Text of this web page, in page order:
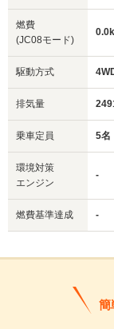
燃費
(JC08モード)
駆動方式
排気量
乗車定員 5名
環境対策
エンジン
-
燃費基準達成 -
簡